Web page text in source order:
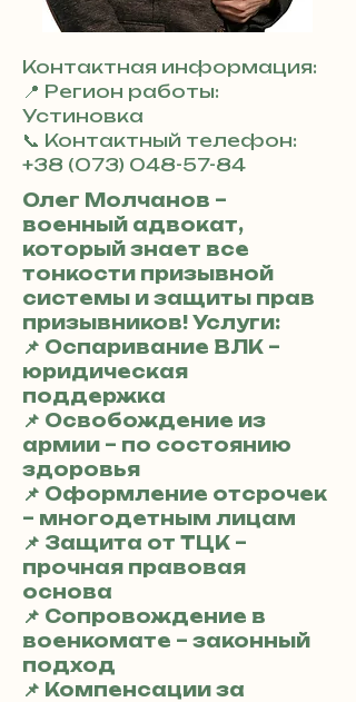
Контактная информация:
📍 Регион работы:
Устиновка
📞 Контактный телефон:
+38 (073) 048-57-84
Олег Молчанов –
военный адвокат,
который знает все
тонкости призывной
системы и защиты прав
призывников! Услуги:
📌 Оспаривание ВЛК –
юридическая
поддержка
📌 Освобождение из
армии – по состоянию
здоровья
📌 Оформление отсрочек
– многодетным лицам
📌 Защита от ТЦК –
прочная правовая
основа
📌 Сопровождение в
военкомате – законный
подход
📌 Компенсации за